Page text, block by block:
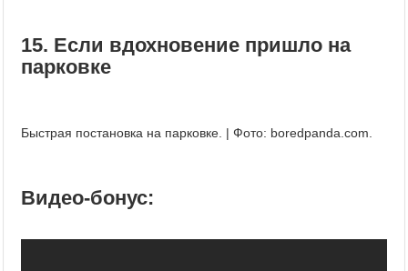
15. Если вдохновение пришло на
парковке
Быстрая постановка на парковке. | Фото: boredpanda.com.
Видео-бонус: